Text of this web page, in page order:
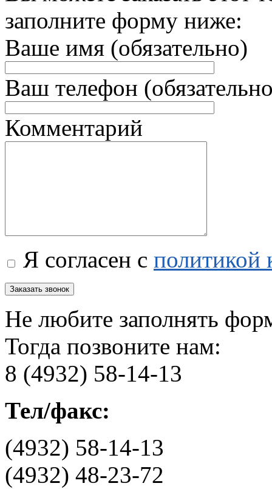
заполните форму ниже:
Ваше имя (обязательно)
Ваш телефон
Комментарий
Я согласен с политикой
Не любите заполнять
Тогда позвоните нам:
8 (4932) 58-14-13
Тел/факс:
(4932) 58-14-13
(4932) 48-23-72